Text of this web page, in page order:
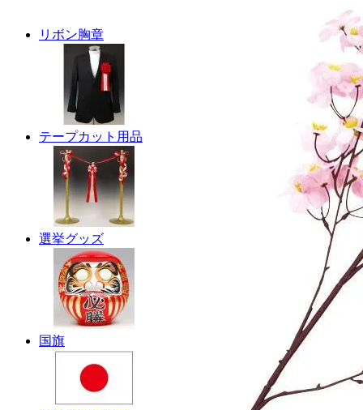
リボン胸章
テープカット用品
選挙グッズ
国旗